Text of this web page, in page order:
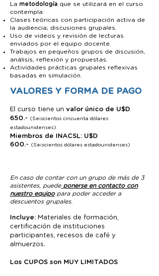
La metodología que se utilizará en el curso
contempla:
Clases teóricas con participación activa de
la audiencia; discusiones grupales.
Uso de videos y revisión de lecturas
enviados por el equipo docente.
Trabajos en pequeños grupos de discusión,
análisis, reflexión y propuestas.
Actividades prácticas grupales reflexivas
basadas en simulación.
VALORES Y FORMA DE PAGO
El curso tiene un valor único de U$D
650.- (Seiscientos cincuenta dólares
estadounidenses)
Miembros de INACSL: U$D
600.- (Seiscientos dólares estadounidenses)
En caso de contar con un grupo de más de 3
asistentes, puede ponerse en contacto con
nuestro equipopara poder acceder a
descuentos grupales.
Incluye: Materiales de formación,
certificación de instituciones
participantes, recesos de café y
almuerzos.
Los CUPOS son MUY LIMITADOS